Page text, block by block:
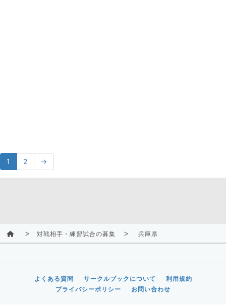
1 2 →
対戦相手・練習試合の募集 兵庫県
よくある質問 サークルブックについて
利用規約
プライバシーポリシー
お問い合わせ